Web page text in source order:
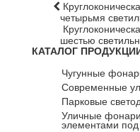
четырьмя
шестью
КАТАЛОГ
Чугунные
Современные
Парковые
Уличные фонари
элементами